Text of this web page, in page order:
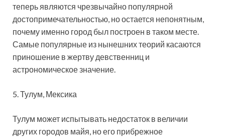
теперь являются чрезвычайно популярной
достопримечательностью, но остается непонятным,
почему именно город был построен в таком месте.
Самые популярные из нынешних теорий касаются
приношение в жертву девственниц и
астрономическое значение.
5. Тулум, Мексика
Тулум может испытывать недостаток в величии
других городов майя, но его прибрежное